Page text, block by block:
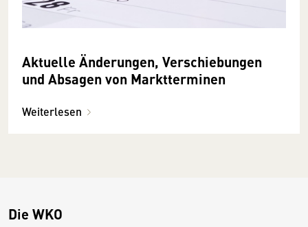
Aktuelle Änderungen, Verschiebungen
und Absagen von Marktterminen
Weiterlesen
Die WKO